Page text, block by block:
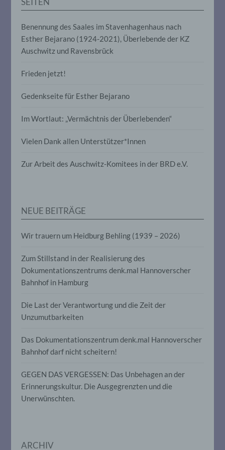
Benennung des Saales im Stavenhagenhaus nach
Esther Bejarano (1924-2021), Überlebende der KZ
Auschwitz und Ravensbrück
Frieden jetzt!
Gedenkseite für Esther Bejarano
Im Wortlaut: „Vermächtnis der Überlebenden“
Vielen Dank allen Unterstützer*Innen
Zur Arbeit des Auschwitz-Komitees in der BRD e.V.
NEUE BEITRÄGE
Wir trauern um Heidburg Behling (1939 – 2026)
Zum Stillstand in der Realisierung des
Dokumentationszentrums denk.mal Hannoverscher
Bahnhof in Hamburg
Die Last der Verantwortung und die Zeit der
Unzumutbarkeiten
Das Dokumentationszentrum denk.mal Hannoverscher
Bahnhof darf nicht scheitern!
GEGEN DAS VERGESSEN: Das Unbehagen an der
Erinnerungskultur. Die Ausgegrenzten und die
Unerwünschten.
ARCHIV
Profiling ist jede Art der automatisierten
Verarbeitung personenbezogener Daten,
die darin besteht, dass diese
werden, um bestimmte persönliche
insbesondere, um Aspekte bezüglich
Gesundheit, persönlicher Vorlieben,
natürlichen Person zu analysieren oder
Pseudonymisierung ist die Verarbeitung
personenbezogener Daten in einer Weise,
ohne Hinzuziehung zusätzlicher
spezifischen betroffenen Person
zugeordnet werden können, sofern diese
zusätzlichen Informationen gesondert
aufbewahrt werden und technischen und
personenbezogenen Daten nicht einer
identifizierten oder identifizierbaren
Verantwortlicher oder für die Verarbeitung
Verantwortlicher ist die natürliche oder
personenbezogenen Daten entscheidet.